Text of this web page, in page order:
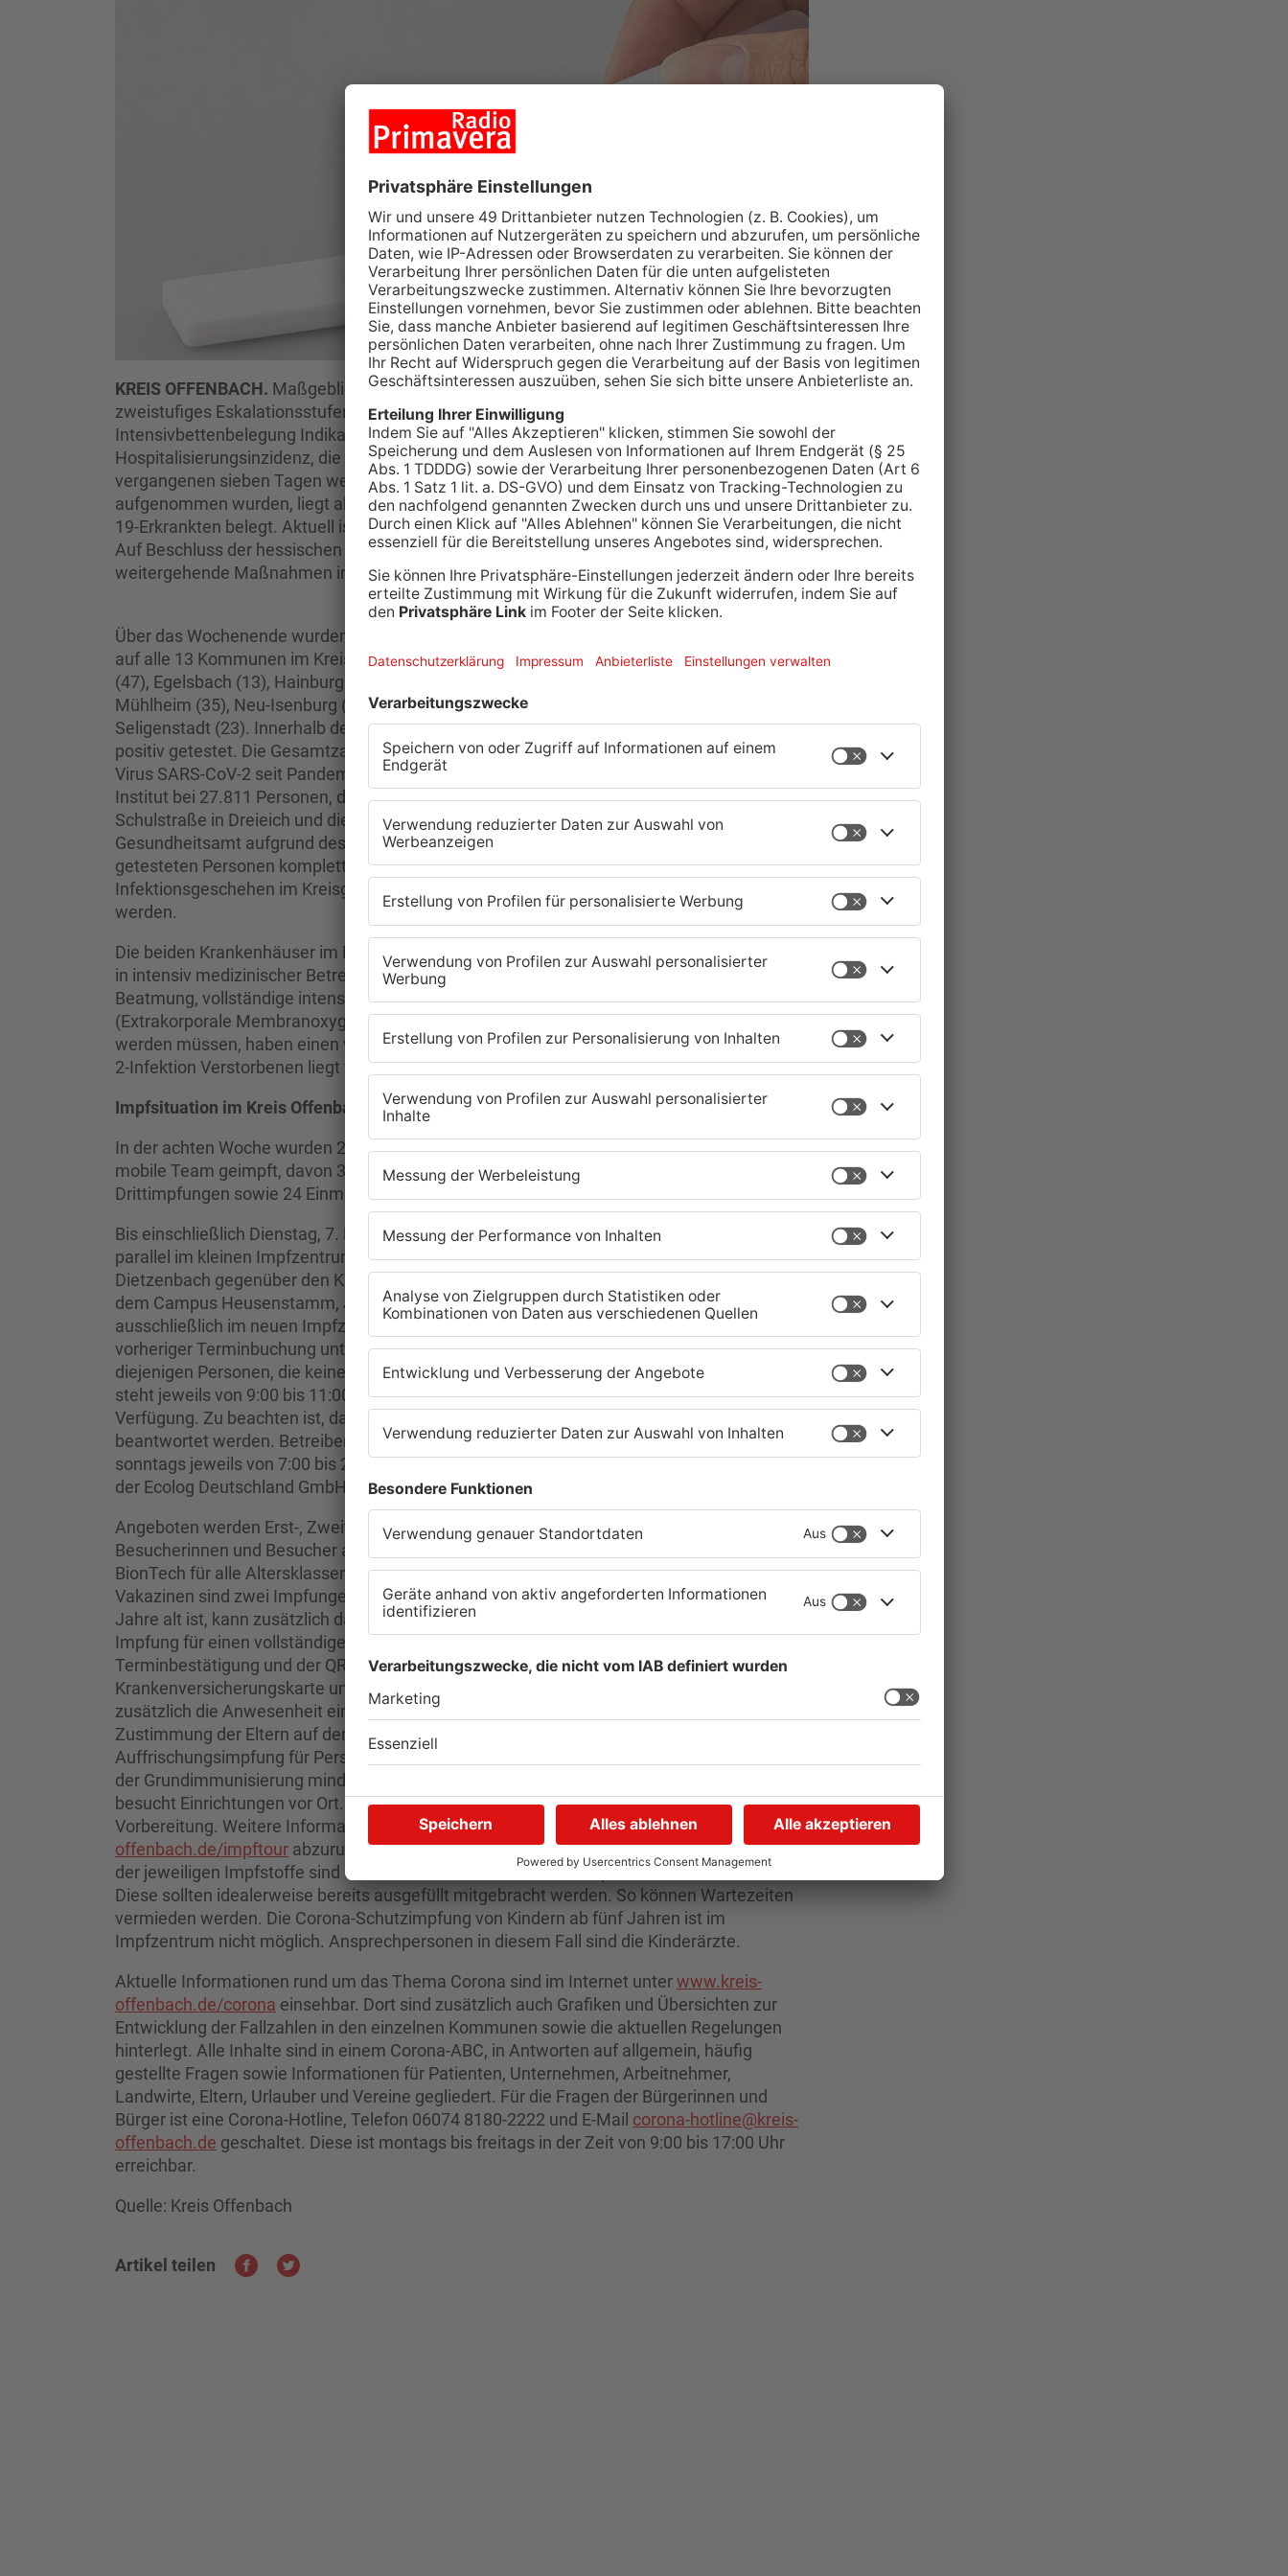
KREIS OFFENBACH. Maßgeblich für die Beurteilung der Infektionslage ist landesweit ein
zweistufiges Eskalationsstufenkonzept, in dem die Hospitalisierungsinzidenz und die
Intensivbettenbelegung Indikatoren für weitreichendere Schutzmaßnahmen sind. Die
Hospitalisierungsinzidenz, die beschreibt, wie viele Personen je 100.000 Einwohner in den
vergangenen sieben Tagen wegen einer Corona-Erkrankung im Krankenhaus neu
aufgenommen wurden, liegt aktuell bei 3,67. 322 Intensivbetten in Hessen sind mit COVID-
19-Erkrankten belegt. Aktuell ist Warnstufe 1 des hessischen Eskalationskonzepts in Kraft.
Auf Beschluss der hessischen Landesregierung sind am Sonntag, 5. Dezember 2021,
weitergehende Maßnahmen in Kraft getreten.
Über das Wochenende wurden im Gesundheitsamt 377 Neuinfektionen registriert, die sich
auf alle 13 Kommunen im Kreisgebiet verteilen – Dietzenbach (32 Neuinfizierte), Dreieich
(47), Egelsbach (13), Hainburg (13), Heusenstamm (28), Langen (37), Mainhausen (15),
Mühlheim (35), Neu-Isenburg (46), Obertshausen (15), Rodgau (38), Rödermark (35) und
Seligenstadt (23). Innerhalb der vergangenen 14 Tage wurden 2.300 Menschen im Kreis
positiv getestet. Die Gesamtzahl der Personen im Kreis Offenbach, bei denen das Corona-
Virus SARS-CoV-2 seit Pandemiebeginn nachgewiesen wurde, liegt laut Robert Koch-
Institut bei 27.811 Personen, die 7-Tage-Inzidenz bei 310,8. Die Kindertagesstätte
Schulstraße in Dreieich und die Kita 9 „Alte Schule“ in Rodgau mussten vom
Gesundheitsamt aufgrund des Kontaktes mit positiv auf das Corona-Virus SARS-CoV-2
getesteten Personen komplett geschlossen werden. Es ist insgesamt ein diffuses
Infektionsgeschehen im Kreisgebiet festzustellen. Hotspots können keine identifiziert
werden.
Die beiden Krankenhäuser im Kreis versorgen derzeit 50 an COVID-19 Erkrankte, davon 12
in intensiv medizinischer Betreuung – entweder in ICU High care (Monitoring, invasive
Beatmung, vollständige intensivmedizinische Therapiemöglichkeiten) oder ECMO
(Extrakorporale Membranoxygenierung). 25 Personen, die im Krankenhaus behandelt
werden müssen, haben einen vollständigen Impfschutz. Die Zahl der nach einer SARS-CoV-
2-Infektion Verstorbenen liegt weiter bei 605.
Impfsituation im Kreis Offenbach
In der achten Woche wurden 2.437 Menschen im kleinen Impfzentrum und durch das
mobile Team geimpft, davon 359 Erstimpfungen, 202 Zweitimpfungen, 1.852
Drittimpfungen sowie 24 Einmalimpfungen.
Bis einschließlich Dienstag, 7. Dezember 2021, erfolgen die Corona-Schutzimpfungen noch
parallel im kleinen Impfzentrum des Kreises im Obergeschoss des Rathaus-Centers in
Dietzenbach gegenüber den Kassen des REWE-Marktes sowie im neuen Impfzentrum auf
dem Campus Heusenstamm, Jahnstraße 64. Ab Mittwoch, 8. Dezember 2021, wird
ausschließlich im neuen Impfzentrum in Heusenstamm geimpft. Eine Impfung ist nur mit
vorheriger Terminbuchung unter
www.kreis-offenbach.de/impfzentrummöglich. Für
diejenigen Personen, die keine Möglichkeit haben, im Internet einen Termin zu vereinbaren,
steht jeweils von 9:00 bis 11:00 Uhr eine Telefonhotline unter 0211 41873137 zur
Verfügung. Zu beachten ist, dass an dieser Hotline keine Fragen rund ums Impfen
beantwortet werden. Betreiber des Impfzentrums in Heusenstamm, das montags bis
sonntags jeweils von 7:00 bis 22:00 Uhr geöffnet hat, ist EcoCare, die Healthcare Division
der Ecolog Deutschland GmbH.
Angeboten werden Erst-, Zweit- und Dritt- sowie Einmalimpfungen. Geimpft werden
Besucherinnen und Besucher ab zwölf Jahren. Es stehen drei Impfstoffe zur Verfügung:
BionTech für alle Altersklassen und Moderna für alle ab 30 Jahren. Mit diesen beiden
Vakazinen sind zwei Impfungen für einen vollständigen Impfschutz notwendig. Wer über 18
Jahre alt ist, kann zusätzlich das Präparat von Johnson & Johnson wählen, mit dem eine
Impfung für einen vollständigen Impfschutz ausreicht. Mitzubringen sind die
Terminbestätigung und der QR-Code, ein Ausweisdokument sowie falls vorhanden die
Krankenversicherungskarte und der Impfpass. Kinder und Jugendliche benötigen
zusätzlich die Anwesenheit eines Erziehungsberechtigten bei der Impfung oder die
Zustimmung der Eltern auf dem Anamnese- und Einwilligungsbogen. Voraussetzung für die
Auffrischungsimpfung für Personen über 18 Jahren ist, dass seit der letzten Impfstoffdosis
der Grundimmunisierung mindestens sechs Monate vergangen sind. Ein mobiles Impfteam
besucht Einrichtungen vor Ort. Für die Impftour sind aktuell neue Termine in der
Vorbereitung. Weitere Informationen zur Impftour sind unter
www.kreis-
offenbach.de/impftour abzurufen. Weitere Informationen und auch die Aufklärungsbögen
der jeweiligen Impfstoffe sind unter
www.kreis-offenbach.de/impfzentrumabzurufen.
Diese sollten idealerweise bereits ausgefüllt mitgebracht werden. So können Wartezeiten
vermieden werden. Die Corona-Schutzimpfung von Kindern ab fünf Jahren ist im
Impfzentrum nicht möglich. Ansprechpersonen in diesem Fall sind die Kinderärzte.
Aktuelle Informationen rund um das Thema Corona sind im Internet unterwww.kreis-
offenbach.de/corona einsehbar. Dort sind zusätzlich auch Grafiken und Übersichten zur
Entwicklung der Fallzahlen in den einzelnen Kommunen sowie die aktuellen Regelungen
hinterlegt. Alle Inhalte sind in einem Corona-ABC, in Antworten auf allgemein, häufig
gestellte Fragen sowie Informationen für Patienten, Unternehmen, Arbeitnehmer,
Landwirte, Eltern, Urlauber und Vereine gegliedert. Für die Fragen der Bürgerinnen und
Bürger ist eine Corona-Hotline, Telefon 06074 8180-2222 und E-Mail corona-hotline@kreis-
offenbach.de geschaltet. Diese ist montags bis freitags in der Zeit von 9:00 bis 17:00 Uhr
erreichbar.
Quelle: Kreis Offenbach
Artikel teilen